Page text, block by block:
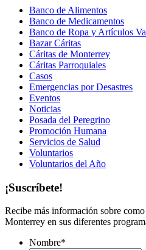
Banco de Alimentos
Banco de Medicamentos
Banco de Ropa y Artículos
Bazar Cáritas
Cáritas de Monterrey
Cáritas Parroquiales
Casos
Emergencias por Desastres
Eventos
Noticias
Posada del Peregrino
Promoción Humana
Servicios de Salud
Voluntarios
Voluntarios del Año
¡Suscríbete!
Recibe más información sobre
Monterrey en sus diferentes
Nombre*